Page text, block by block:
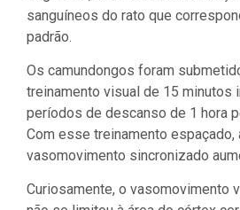
sanguíneos do rato que
padrão.
Os camundongos foram
treinamento visual de 15 minutos
períodos de descanso de 1 hora
Com esse treinamento espaçado,
vasomovimento sincronizado
Curiosamente, o vasomovimento